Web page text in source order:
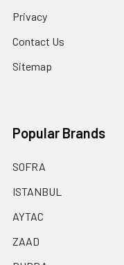
Privacy
Contact Us
Sitemap
Popular Brands
SOFRA
ISTANBUL
AYTAC
ZAAD